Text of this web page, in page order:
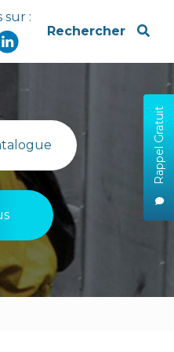
x
Rappel Gratuit
sur :
Rechercher